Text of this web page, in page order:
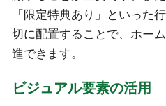
「限定特典あり」といった
切に配置することで、ホー
進できます。
ビジュアル要素の活用